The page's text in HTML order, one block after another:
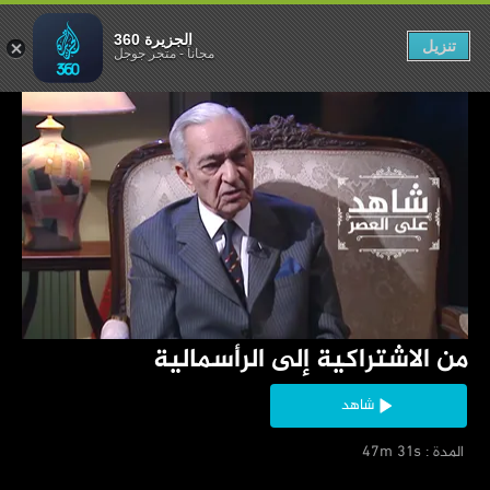
‏من الاشتراكية إلى الرأسمالية
شاهد
‏ المدة : 47m 31s
إلى الرأسمالية
الجزيرة 360
مجاناً-متجر جوجل تنزيل